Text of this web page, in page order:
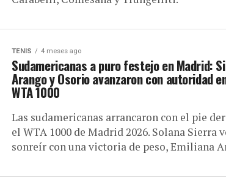
TENIS 4 meses ago
Sudamericanas a puro festejo en Madrid:
Arango y Osorio avanzaron con autoridad
WTA 1000
Las sudamericanas arrancaron con el pie
el WTA 1000 de Madrid 2026. Solana Sierra
sonreír con una victoria de peso, Emiliana